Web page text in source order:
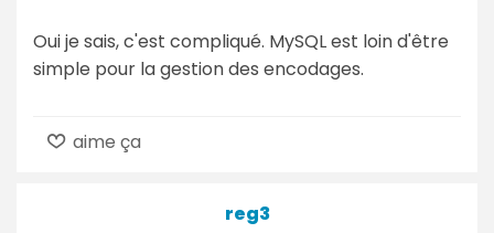
Oui je sais, c'est compliqué. MySQL est loin d'être
simple pour la gestion des encodages.
aime ça
reg3